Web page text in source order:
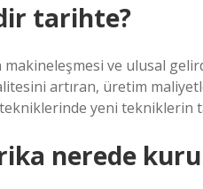
tarihte?
ve ulusal
artıran, üretim
yeni tekniklerin
nerede